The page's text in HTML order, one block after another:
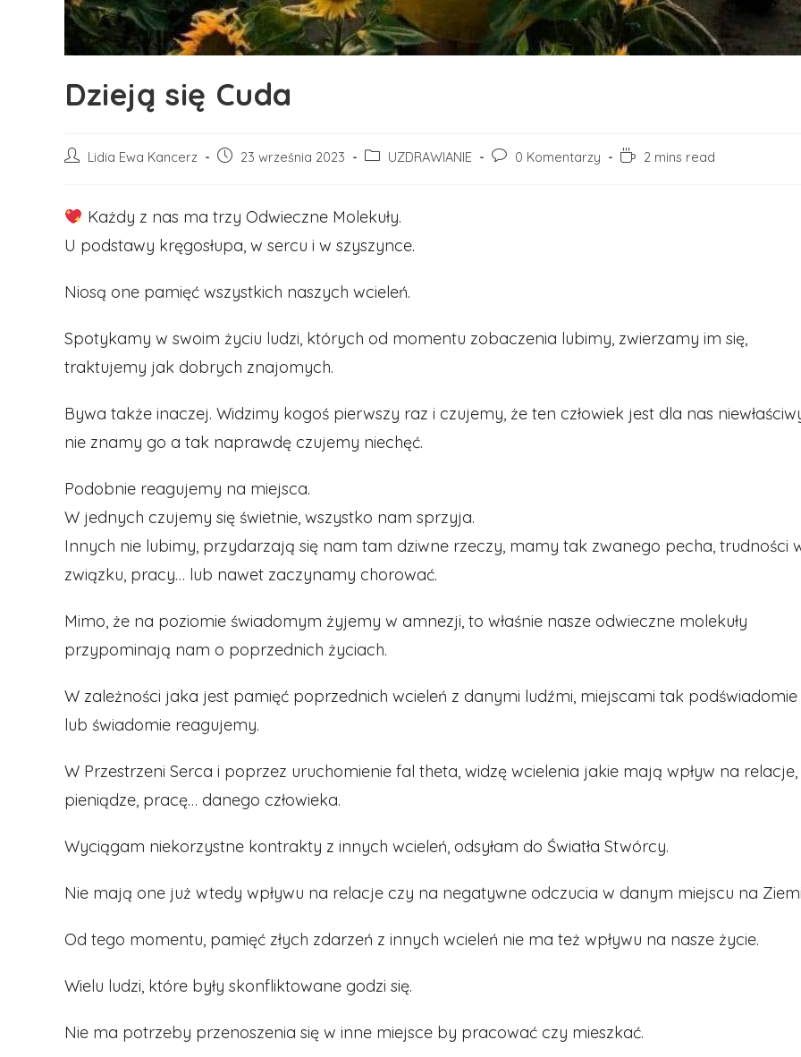
Dzieją się Cuda
PostLidia Ewa Kancerz
Post23 września 2023
PostUZDRAWIANIE
Post0 Komentarzy
Reading2 mins read
Każdy z nas ma trzy Odwieczne Molekuły.
U podstawy kręgosłupa, w sercu i w szyszynce.
Niosą one pamięć wszystkich naszych wcieleń.
Spotykamy w swoim życiu ludzi, których od momentu zobaczenia lubimy, zwierzamy im się,
traktujemy jak dobrych znajomych.
Bywa także inaczej. Widzimy kogoś pierwszy raz i czujemy, że ten człowiek jest dla nas
nie znamy go a tak naprawdę czujemy niechęć.
Podobnie reagujemy na miejsca.
W jednych czujemy się świetnie, wszystko nam sprzyja.
Innych nie lubimy, przydarzają się nam tam dziwne rzeczy, mamy tak zwanego pecha, trudności
związku, pracy… lub nawet zaczynamy chorować.
Mimo, że na poziomie świadomym żyjemy w amnezji, to właśnie nasze odwieczne molekuły
przypominają nam o poprzednich życiach.
W zależności jaka jest pamięć poprzednich wcieleń z danymi ludźmi, miejscami tak podświadomie
lub świadomie reagujemy.
W Przestrzeni Serca i poprzez uruchomienie fal theta, widzę wcielenia jakie mają wpływ na relacje,
pieniądze, pracę… danego człowieka.
Wyciągam niekorzystne kontrakty z innych wcieleń, odsyłam do Światła Stwórcy.
Nie mają one już wtedy wpływu na relacje czy na negatywne odczucia w danym miejscu na
Od tego momentu, pamięć złych zdarzeń z innych wcieleń nie ma też wpływu na nasze życie.
Wielu ludzi, które były skonfliktowane godzi się.
Nie ma potrzeby przenoszenia się w inne miejsce by pracować czy mieszkać.